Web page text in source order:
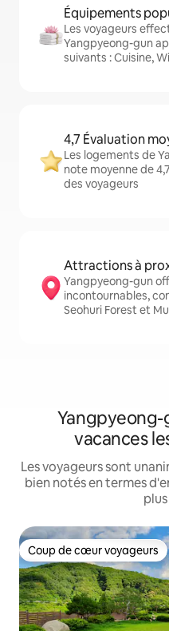
Équipements
Les voyageurs
Yangpyeong-gun
suivants : Cuisine,
4,7 Évaluation
Les logements de
note moyenne de
des voyageurs
Attractions à
Yangpyeong-gun
incontournables,
Seohuri Forest et
Yangpyeong-
vacances
Les voyageurs sont
bien notés en termes
Coup de cœur voyageurs
Coup de cœur voyageurs